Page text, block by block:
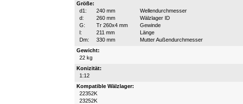
Größe:
d1:
240 mm
Wellendurchmesser
d:
260 mm
Wälzlager ID
G:
Tr 260x4 mm
Gewinde
l:
211 mm
Länge
Dm:
330 mm
Mutter Außendurchmesser
Gewicht:
22 kg
Konizität:
1:12
Kompatible Wälzlager:
22352K
23252K